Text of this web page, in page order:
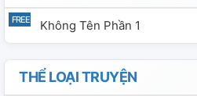
Không Tên Phần 1
THỂ LOẠI TRUYỆN